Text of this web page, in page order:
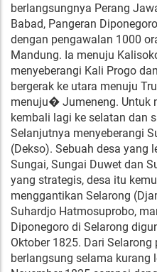
berlangsungnya Perang
Babad, Pangeran
dengan pengawalan 1000
Mandung. Ia menuju
menyeberangi Kali Progo
bergerak ke utara menuju
menuju� Jumeneng. Untuk
kembali lagi ke selatan dan
Selanjutnya menyeberangi
(Dekso). Sebuah desa yang
Sungai, Sungai Duwet dan
yang strategis, desa itu
menggantikan Selarong
Suhardjo Hatmosuprobo,
Diponegoro di Selarong
Oktober 1825. Dari
berlangsung selama kurang